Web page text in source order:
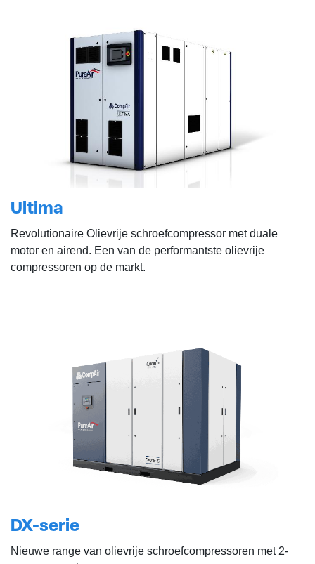
Ultima
Revolutionaire Olievrije schroefcompressor met duale
motor en airend. Een van de performantste olievrije
compressoren op de markt.
DX-serie
Nieuwe range van olievrije schroefcompressoren met 2-